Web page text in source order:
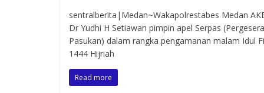
sentralberita|Medan~Wakapolrestabes Medan
Dr Yudhi H Setiawan pimpin apel Serpas
Pasukan) dalam rangka pengamanan malam Idul
1444 Hijriah
Read more